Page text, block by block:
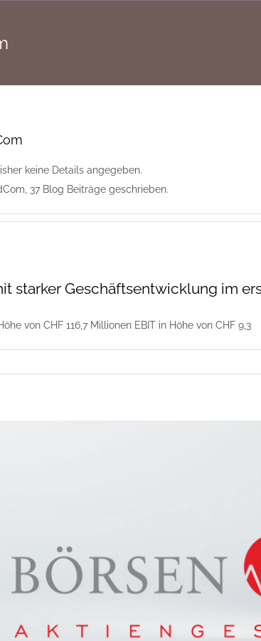
keine Details angegeben.
37 Blog Beiträge geschrieben.
starker Geschäftsentwicklung im
von CHF 116,7 Millionen EBIT in Höhe von CHF 9,3